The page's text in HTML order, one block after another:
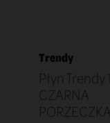
Trendy
Płyn Trendy
CZARNA